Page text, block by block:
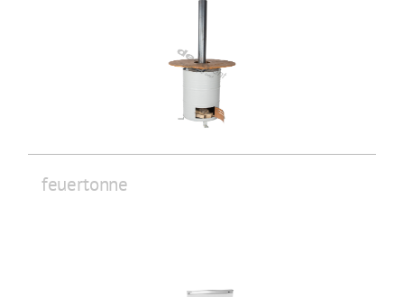
feuertonne